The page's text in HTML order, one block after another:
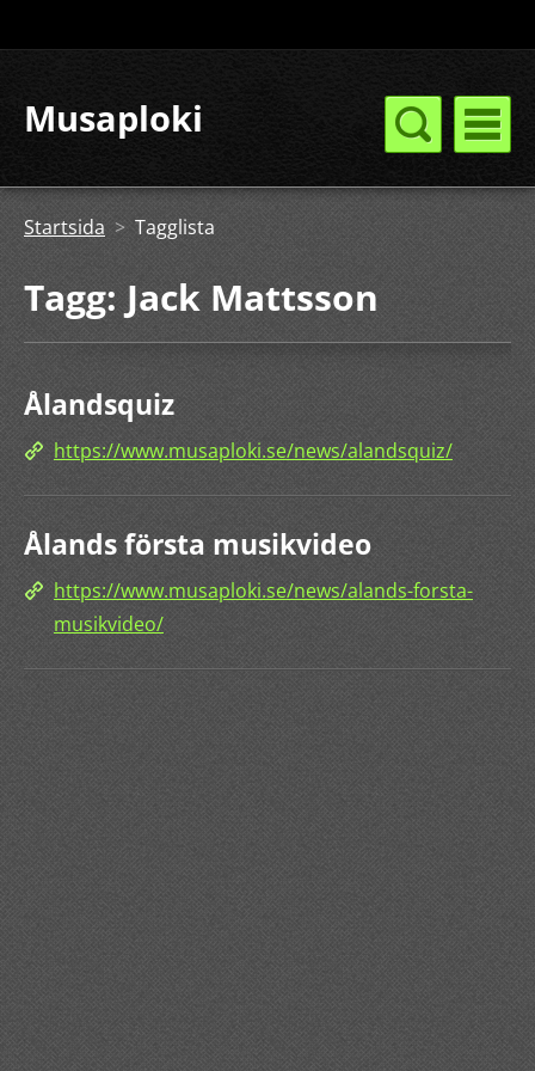
Musaploki
Startsida > Tagglista
Tagg: Jack Mattsson
Ålandsquiz
https://www.musaploki.se/news/alandsquiz/
Ålands första musikvideo
https://www.musaploki.se/news/alands-forsta-
musikvideo/